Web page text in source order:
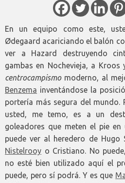
En un equipo como este,
Ødegaard acariciando el balón
ver a Hazard destruyendo
gambas en Nochevieja, a
centrocampismomoderno, al
Benzema inventándose la
portería más segura del mundo.
usted, me temo, es a un
goleadores que meten el pie
puede ver al heredero de Hugo
Nistelrooy o Cristiano. No
no esté bien utilizado aquí el
puede, pero sí podrá. Y es que